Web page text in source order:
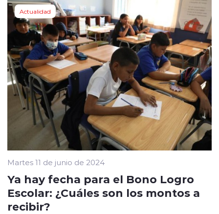
Actualidad
Martes 11 de junio de 2024
Ya hay fecha para el Bono Logro
Escolar: ¿Cuáles son los montos a
recibir?